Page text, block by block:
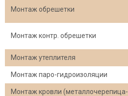
Монтаж обрешетки
Монтаж контр. обрешетки
Монтаж утеплителя
Монтаж паро-гидроизоляции
Монтаж кровли (металлочерепица-